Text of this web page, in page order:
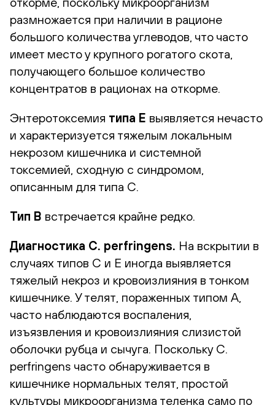
размножается при наличии в рационе
большого количества углеводов, что часто
имеет место у крупного рогатого скота,
получающего большое количество
концентратов в рационах на откорме.
Энтеротоксемия типа Е выявляется нечасто
и характеризуется тяжелым локальным
некрозом кишечника и системной
токсемией, сходную с синдромом,
описанным для типа C.
Тип B встречается крайне редко.
Диагностика C. perfringens. На вскрытии в
случаях типов C и E иногда выявляется
тяжелый некроз и кровоизлияния в тонком
кишечнике. У телят, пораженных типом А,
часто наблюдаются воспаления,
изъязвления и кровоизлияния слизистой
оболочки рубца и сычуга. Поскольку C.
perfringens часто обнаруживается в
кишечнике нормальных телят, простой
культуры микроорганизма теленка само по